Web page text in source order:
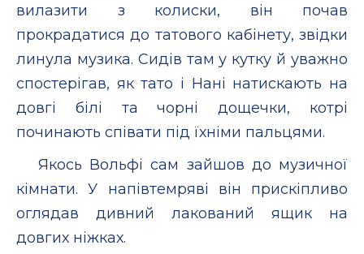
вилазити з колиски, він почав
прокрадатися до татового кабінету, звідки
линула музика. Сидів там у кутку й уважно
спостерігав, як тато і Нані натискають на
довгі білі та чорні дощечки, котрі
починають співати під їхніми пальцями.
Якось Вольфі сам зайшов до музичної
кімнати. У напівтемряві він прискіпливо
оглядав дивний лакований ящик на
довгих ніжках.